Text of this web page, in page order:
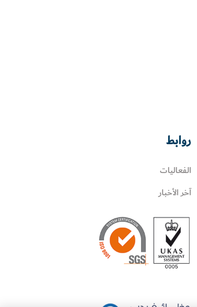
روابط
الفعاليات
آخر الأخبار